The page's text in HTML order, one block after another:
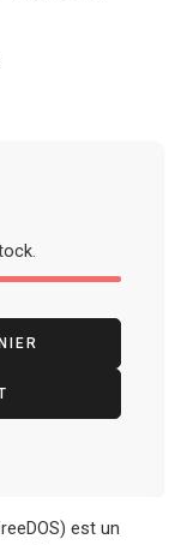
est un